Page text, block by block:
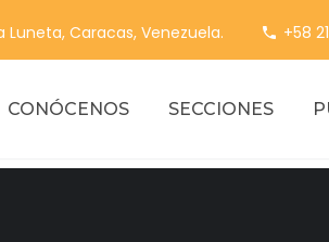
Luneta, Caracas, Venezuela. +58
CONÓCENOS SECCIONES